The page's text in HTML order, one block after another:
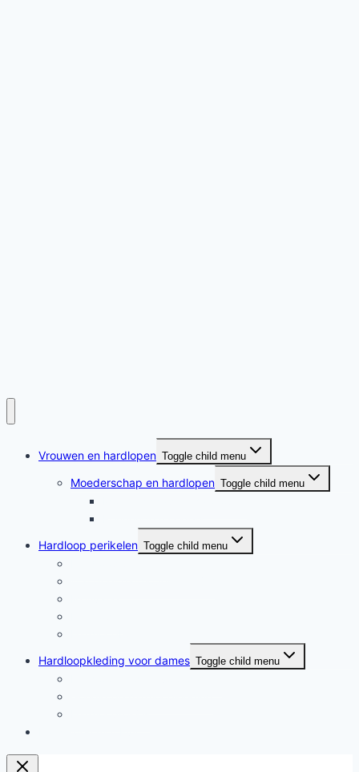
Vrouwen en hardlopen Toggle child menu
Moederschap en hardlopen Toggle child menu
Hardloop perikelen Toggle child menu
Hardloopkleding voor dames Toggle child menu